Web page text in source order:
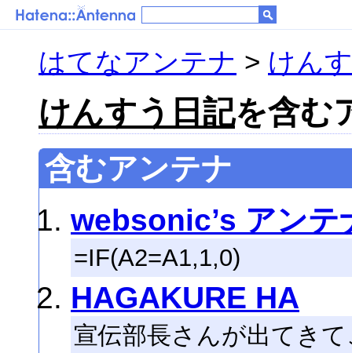
はてなアンテナ > けん
けんすう日記を含む
含むアンテナ
websonic’s アンテ
=IF(A2=A1,1,0)
HAGAKURE HA
宣伝部長さんが出てき